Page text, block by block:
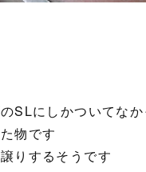
SLにしかついてな
物です
りするそうです